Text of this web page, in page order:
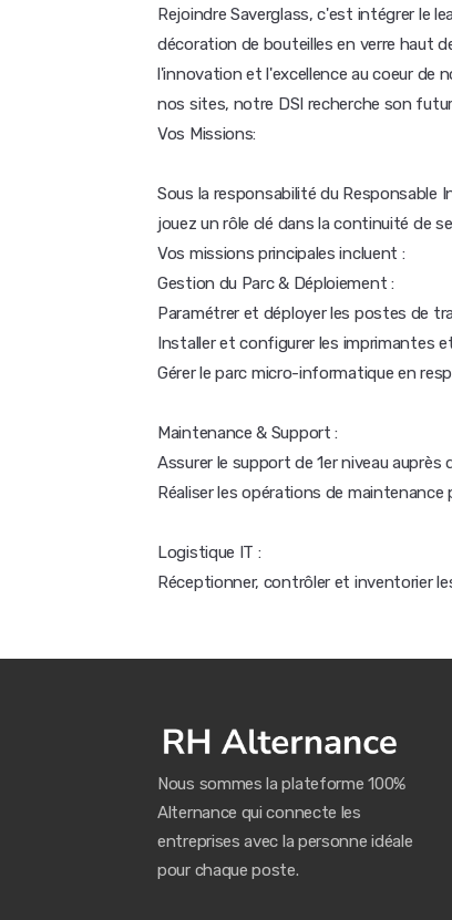
Rejoindre Saverglass, c'est intégrer le
décoration de bouteilles en verre haut
l'innovation et l'excellence au coeur de
nos sites, notre DSI recherche son
Vos Missions:
Sous la responsabilité du Responsable
jouez un rôle clé dans la continuité de
Vos missions principales incluent :
Gestion du Parc & Déploiement :
Paramétrer et déployer les postes de
Installer et configurer les imprimantes
Gérer le parc micro-informatique en
Maintenance & Support :
Assurer le support de 1er niveau
Réaliser les opérations de
Logistique IT :
Réceptionner, contrôler et inventorier
Nous sommes la plateforme 100%
Alternance qui connecte les
entreprises avec la personne idéale
pour chaque poste.